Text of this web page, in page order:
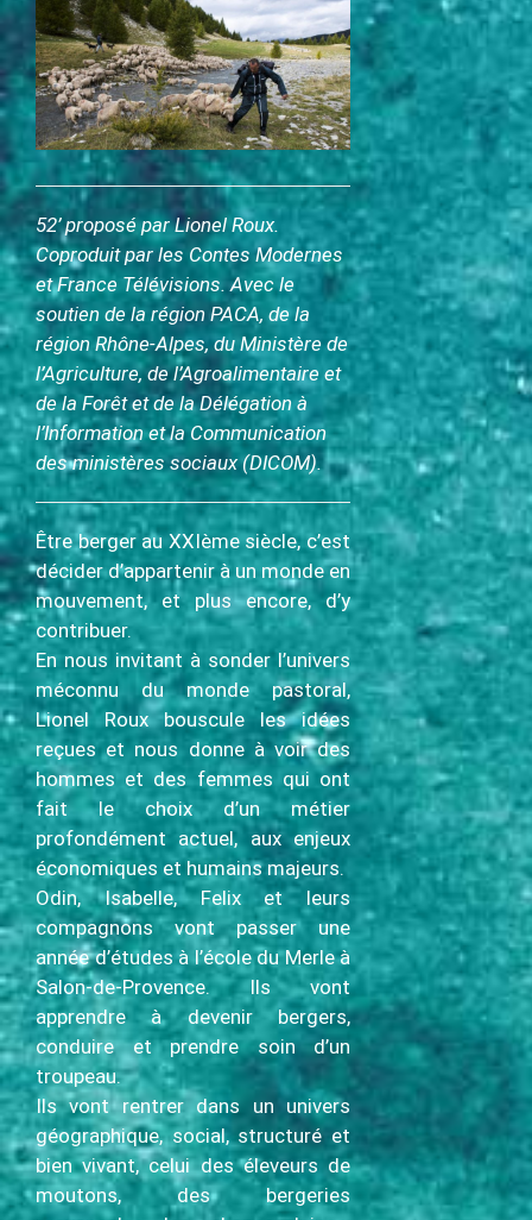
c
i
p
a
52’ proposé par Lionel Roux.
Coproduit par les Contes Modernes
et France Télévisions. Avec le
soutien de la région PACA, de la
région Rhône-Alpes, du Ministère de
l’Agriculture, de l’Agroalimentaire et
de la Forêt et de la Délégation à
l’Information et la Communication
des ministères sociaux (DICOM).
Être berger au XXIème siècle, c’est
décider d’appartenir à un monde en
mouvement, et plus encore, d’y
contribuer.
En nous invitant à sonder l’univers
méconnu du monde pastoral,
Lionel Roux bouscule les idées
reçues et nous donne à voir des
hommes et des femmes qui ont
fait le choix d’un métier
profondément actuel, aux enjeux
économiques et humains majeurs.
Odin, Isabelle, Felix et leurs
compagnons vont passer une
année d’études à l’école du Merle à
Salon-de-Provence. Ils vont
apprendre à devenir bergers,
conduire et prendre soin d’un
troupeau.
Ils vont rentrer dans un univers
géographique, social, structuré et
bien vivant, celui des éleveurs de
moutons, des bergeries